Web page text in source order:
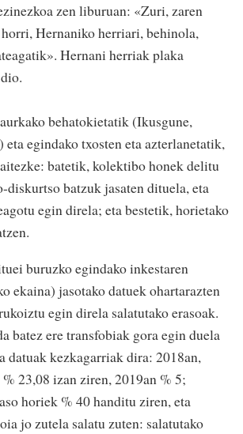
zen liburuan: «Zuri, zaren
Hernaniko herriari, behinola,
Hernani herriak plaka
behatokietatik (Ikusgune,
egindako txosten eta azterlanetatik,
batetik, kolektibo honek delitu
diskurtso batzuk jasaten dituela, eta
egin direla; eta bestetik, horietako
buruzko egindako inkestaren
ekaina) jasotako datuek ohartarazten
egin direla salatutako erasoak.
batez ere transfobiak gora egin duela
datuak kezkagarriak dira: 2018an,
23,08 izan ziren, 2019an % 5;
horiek % 40 handitu ziren, eta
jo zutela salatu zuten: salatutako